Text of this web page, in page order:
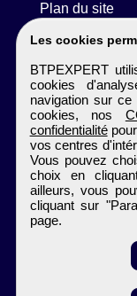
Les cookies
BTPEXPERT
cookies
navigation sur
cookies, nos
confidentialité
vos centres
Vous pouvez
choix en
ailleurs, vous
cliquant sur
page.
Plan du site